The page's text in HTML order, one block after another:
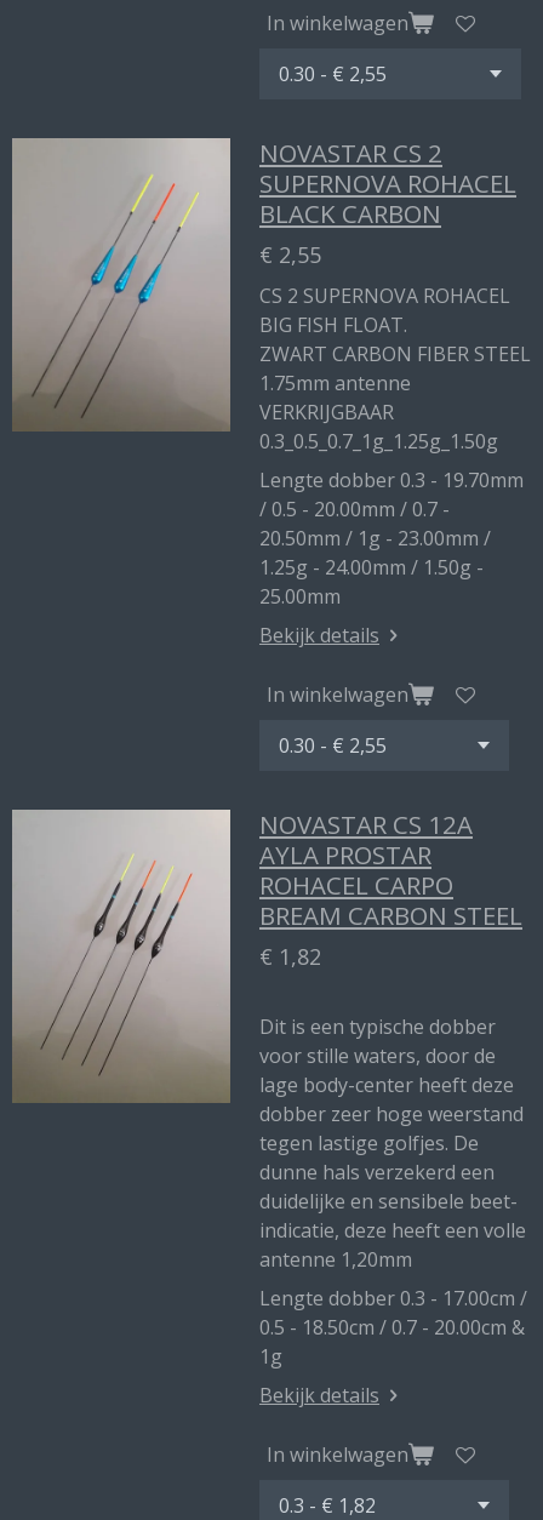
In winkelwagen
NOVASTAR CS 2
SUPERNOVA ROHACEL
BLACK CARBON
€ 2,55
CS 2 SUPERNOVA ROHACEL
BIG FISH FLOAT.
ZWART CARBON FIBER STEEL
1.75mm antenne
VERKRIJGBAAR
0.3_0.5_0.7_1g_1.25g_1.50g
Lengte dobber 0.3 - 19.70mm
/ 0.5 - 20.00mm / 0.7 -
20.50mm / 1g - 23.00mm /
1.25g - 24.00mm / 1.50g -
25.00mm
Bekijk details
In winkelwagen
NOVASTAR CS 12A
AYLA PROSTAR
ROHACEL CARPO
BREAM CARBON STEEL
€ 1,82
Dit is een typische dobber
voor stille waters, door de
lage body-center heeft deze
dobber zeer hoge weerstand
tegen lastige golfjes. De
dunne hals verzekerd een
duidelijke en sensibele beet-
indicatie, deze heeft een volle
antenne 1,20mm
Lengte dobber 0.3 - 17.00cm /
0.5 - 18.50cm / 0.7 - 20.00cm &
1g
Bekijk details
In winkelwagen